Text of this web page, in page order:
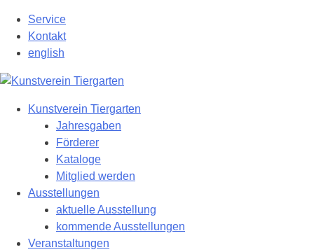
Hauptinhalt
springen
Service
Kontakt
english
Kunstverein Tiergarten
Jahresgaben
Förderer
Kataloge
Mitglied werden
Ausstellungen
aktuelle Ausstellung
kommende Ausstellungen
Veranstaltungen